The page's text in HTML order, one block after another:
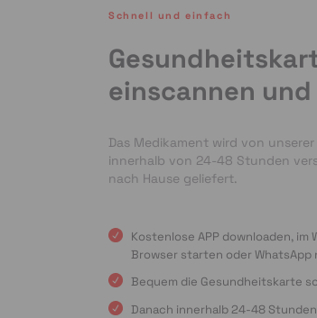
Schnell und einfach
einscannen
Das Medikament wird von
innerhalb von 24-48 Stunden
nach Hause geliefert.
Kostenlose APP downloaden, im
Browser starten oder WhatsApp
Bequem die Gesundheitskarte
Danach innerhalb 24-48 Stunden